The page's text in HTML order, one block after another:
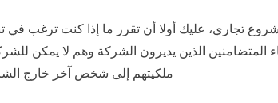
تتألف من (1) الشركاء المتضامنين الذين يديرون الشركة وهم لا يمكن
ملكيتهم إلى شخص آخر خارج